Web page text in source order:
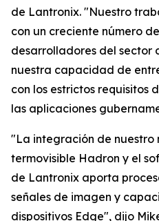
de Lantronix. "Nuestro
con un creciente número
desarrolladores del sector
nuestra capacidad de
con los estrictos requisitos
las aplicaciones
"La integración de nuestro
termovisible Hadron y el
de Lantronix aporta
señales de imagen y
dispositivos Edge", dijo